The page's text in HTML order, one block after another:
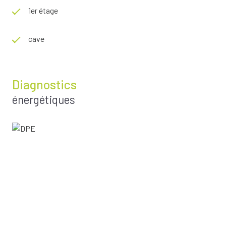
1er étage
cave
Diagnostics
énergétiques